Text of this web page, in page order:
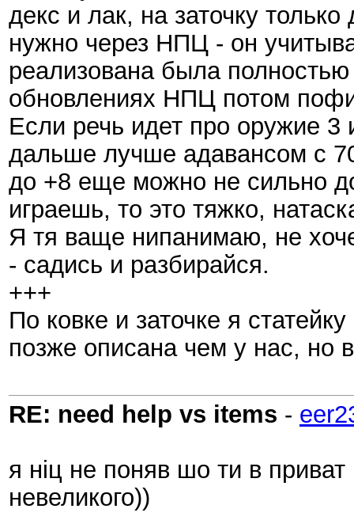
декс и лак, на заточку
нужно через НПЦ - он
реализована была
обновлениях НПЦ потом
Если речь идет про оружие 3
дальше лучше адавансом с
до +8 еще можно не сильно
играешь, то это тяжко,
Я тя ваще нипанимаю, не
- садись и разбирайся.
+++
По ковке и заточке я
позже описана чем у нас, но
RE: need help vs items -
я ніц не поняв шо ти в
невеликого))